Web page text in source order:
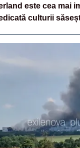
este cea mai
culturii